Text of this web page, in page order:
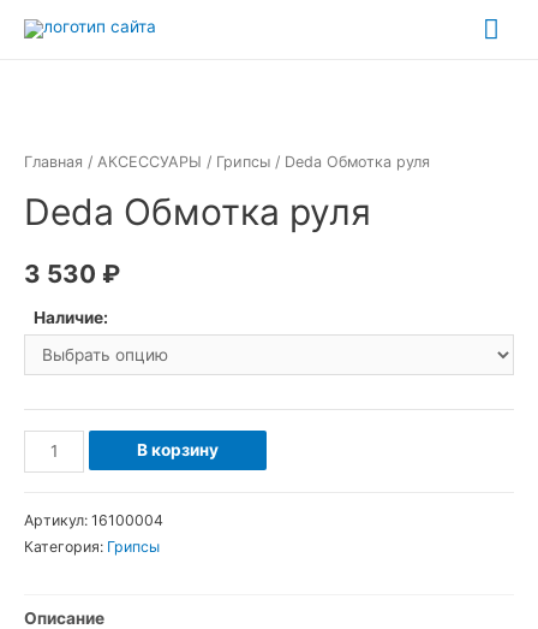
Главная / АКСЕССУАРЫ / Грипсы / Deda Обмотка руля
Deda Обмотка руля
3 530 ₽
Наличие:
Количество
товара
Обмотка
В корзину
Артикул: 16100004
Категория: Грипсы
Описание